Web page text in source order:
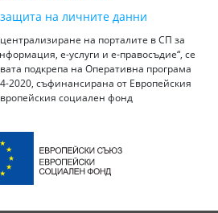
на личните данни
на порталите в СП за
е-услуги и е-правосъдие“, се
подкрепа на Оперативна програма
2020, съфинансирана от Европейския
социален фонд